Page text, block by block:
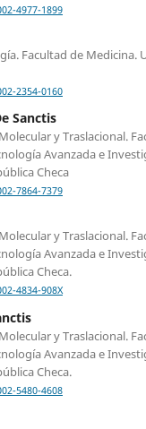
4977-1899
Facultad de Medicina.
2354-0160
Sanctis
y Traslacional.
Avanzada e
Checa
7864-7379
y Traslacional.
Avanzada e
Checa.
4834-908X
y Traslacional.
Avanzada e
Checa.
5480-4608